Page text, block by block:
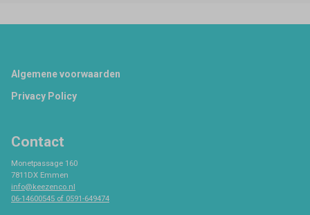
Footer
Algemene voorwaarden
Privacy Policy
Contact
Monetpassage 160
7811DX Emmen
info@keezenco.nl
06-14600545 of 0591-649474